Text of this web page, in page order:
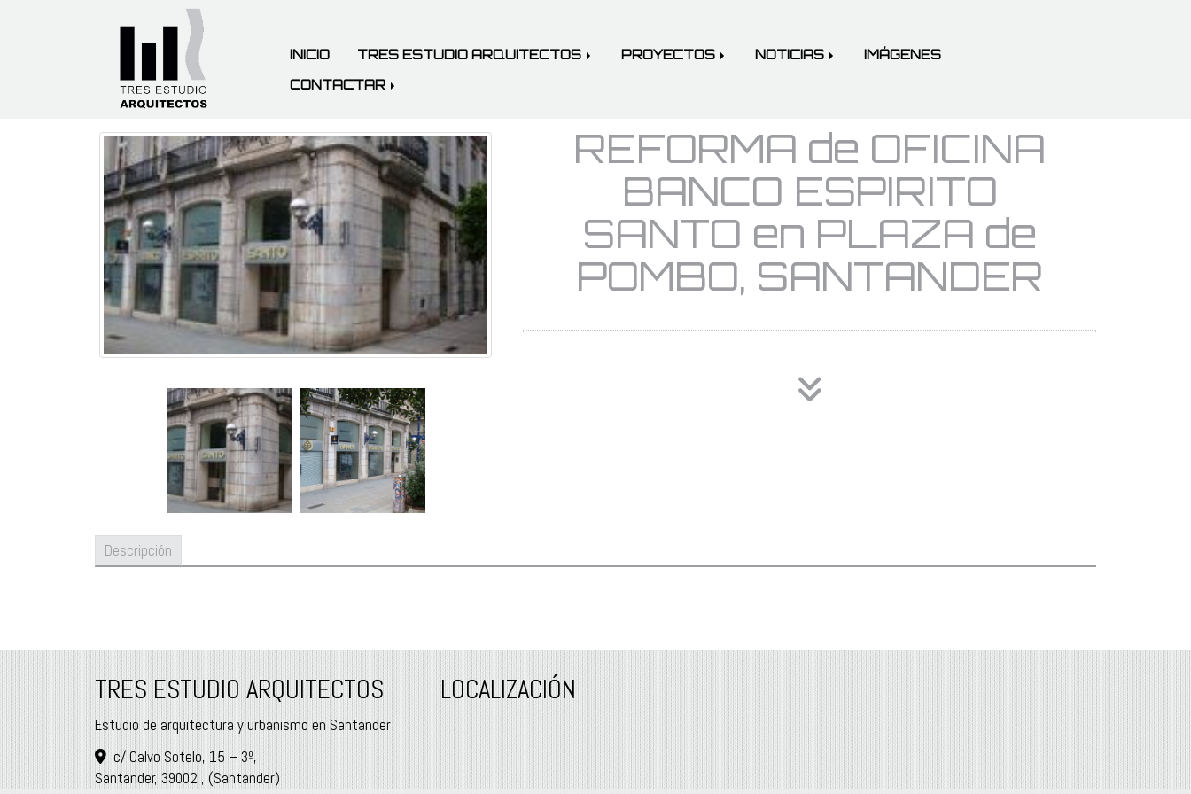
INICIO TRES ESTUDIO ARQUITECTOS PROYECTOS NOTICIAS
IMÁGENES
CONTACTAR
REFORMA de OFICINA
BANCO ESPIRITO
SANTO en PLAZA de
POMBO, SANTANDER
Descripción
TRES ESTUDIO ARQUITECTOS
Estudio de arquitectura y urbanismo en Santander
c/ Calvo Sotelo, 15 – 3º,
Santander, 39002, (Santander)
LOCALIZACIÓN